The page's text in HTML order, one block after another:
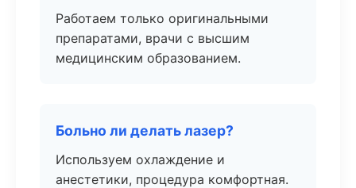
Работаем только оригинальными
препаратами, врачи с высшим
медицинским образованием.
Больно ли делать лазер?
Используем охлаждение и
анестетики, процедура комфортная.